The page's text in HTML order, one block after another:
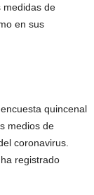
medidas de
en sus
quincenal
medios de
coronavirus.
registrado